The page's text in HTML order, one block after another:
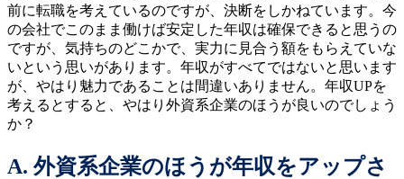
前に転職を考えているのですが、決断をしかねています。今
の会社でこのまま働けば安定した年収は確保できると思うの
ですが、気持ちのどこかで、実力に見合う額をもらえていな
いという思いがあります。年収がすべてではないと思います
が、やはり魅力であることは間違いありません。年収UPを
考えるとすると、やはり外資系企業のほうが良いのでしょう
か？
A. 外資系企業のほうが年収をアップさ